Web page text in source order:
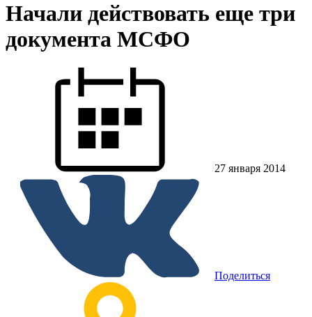
Начали действовать еще три
документа МСФО
27 января 2014
Поделиться